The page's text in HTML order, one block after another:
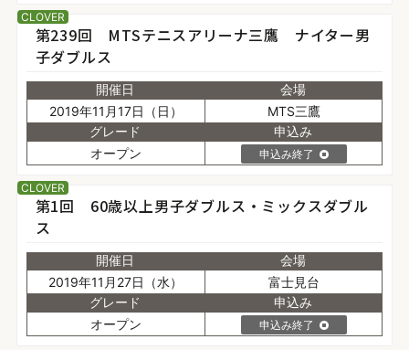
第239回 MTSテニスアリーナ三鷹 ナイター男
子ダブルス
開催日
2019年11月17日（日）
会場
MTS三鷹
グレード
オープン
申込み
申込み終了
CLOVER
第1回 60歳以上男子ダブルス・ミックスダブル
ス
開催日
2019年11月27日（水）
会場
富士見台
グレード
オープン
申込み
申込み終了
CLOVER